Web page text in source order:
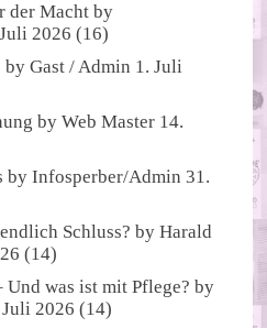
der Macht by
2026 (16)
byGast / Admin 1. Juli
byWeb Master 14.
byInfosperber/Admin 31.
Schluss? byHarald
(14)
was ist mit Pflege? by
2026 (14)